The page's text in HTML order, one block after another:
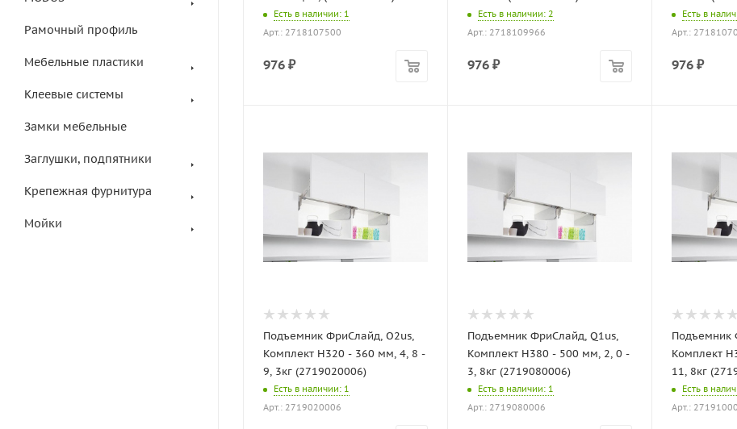
Рамочный профиль
Мебельные пластики
Клеевые системы
Замки мебельные
Заглушки, подпятники
Крепежная фурнитура
Мойки
Есть в наличии: 1
Арт.: 2718107500
976 ₽
Есть в наличии: 2
Арт.: 2718109966
976 ₽
Есть в
Арт.:
976 ₽
Подъемник ФриСлайд, O2us,
Комплект H320 - 360 мм, 4, 8 -
9, 3кг (2719020006)
Есть в наличии: 1
Арт.: 2719020006
Подъемник ФриСлайд, Q1us,
Комплект H380 - 500 мм, 2, 0 -
3, 8кг (2719080006)
Есть в наличии: 1
Арт.: 2719080006
Подъемник
Комплект
11, 8кг
Есть в
Арт.: